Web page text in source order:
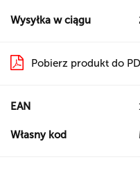
Wysyłka w ciągu
Pobierz produkt do
EAN
Własny kod